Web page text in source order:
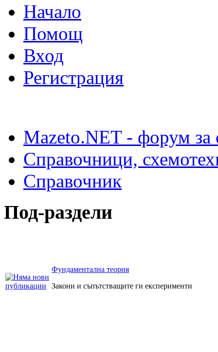
Начало
Помощ
Вход
Регистрация
Mazeto.NET - форум за
Справочници,
Справочник
Под-раздели
Фундаментална теория
Закони и съпътстващите ги експерименти